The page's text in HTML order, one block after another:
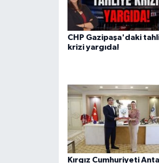
CHP Gazipaşa'daki
krizi yargıda!
Kırgız Cumhuriyeti